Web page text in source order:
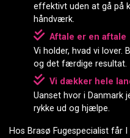
effektivt uden at gå på
håndværk.
Aftale er en aftale
Vi holder, hvad vi lover.
og det færdige resultat.
Vi dækker hele
Uanset hvor i Danmark
rykke ud og hjælpe.
Hos Brasø Fugespecialist får